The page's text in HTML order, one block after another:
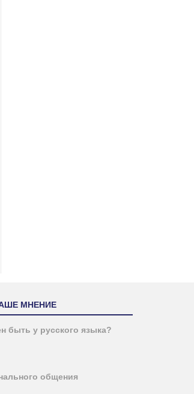
МНЕНИЕ
быть у русского языка?
общения